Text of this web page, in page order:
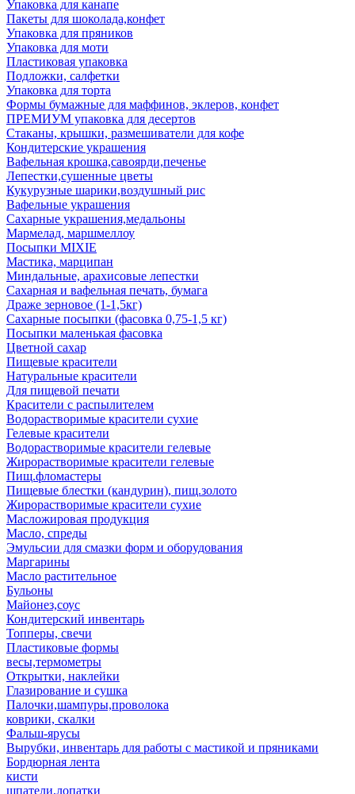
Упаковка для канапе
Пакеты для шоколада,конфет
Упаковка для пряников
Упаковка для моти
Пластиковая упаковка
Подложки, салфетки
Упаковка для торта
Формы бумажные для маффинов, эклеров, конфет
ПРЕМИУМ упаковка для десертов
Стаканы, крышки, размешиватели для кофе
Кондитерские украшения
Вафельная крошка,савоярди,печенье
Лепестки,сушенные цветы
Кукурузные шарики,воздушный рис
Вафельные украшения
Сахарные украшения,медальоны
Мармелад, маршмеллоу
Посыпки MIXIE
Мастика, марципан
Миндальные, арахисовые лепестки
Сахарная и вафельная печать, бумага
Драже зерновое (1-1,5кг)
Сахарные посыпки (фасовка 0,75-1,5 кг)
Посыпки маленькая фасовка
Цветной сахар
Пищевые красители
Натуральные красители
Для пищевой печати
Красители с распылителем
Водорастворимые красители сухие
Гелевые красители
Водорастворимые красители гелевые
Жирорастворимые красители гелевые
Пищ.фломастеры
Пищевые блестки (кандурин), пищ.золото
Жирорастворимые красители сухие
Масложировая продукция
Масло, спреды
Эмульсии для смазки форм и оборудования
Маргарины
Масло растительное
Бульоны
Майонез,соус
Кондитерский инвентарь
Топперы, свечи
Пластиковые формы
весы,термометры
Открытки, наклейки
Глазирование и сушка
Палочки,шампуры,проволока
коврики, скалки
Фальш-ярусы
Вырубки, инвентарь для работы с мастикой и пряниками
Бордюрная лента
кисти
шпатели,лопатки